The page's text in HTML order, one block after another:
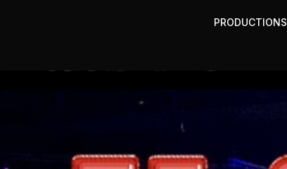
PRODUCTIONS